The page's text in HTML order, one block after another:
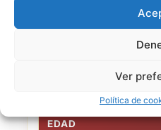
Ver
Política de
FECHA DE
EDAD